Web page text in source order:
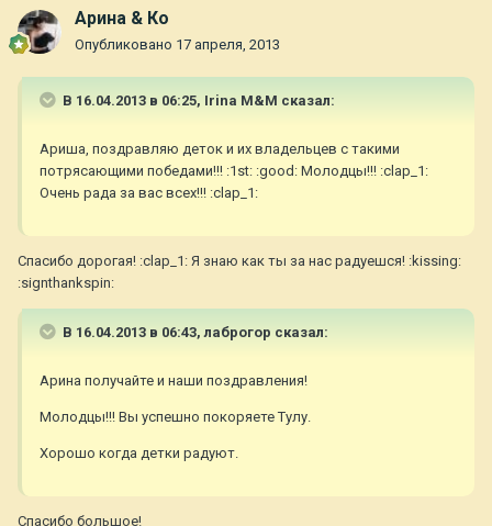
Арина & Ко
Опубликовано 17 апреля, 2013
В 16.04.2013 в 06:25, Irina M&M сказал:
Ариша, поздравляю деток и их владельцев с такими
потрясающими победами!!! :1st: :good: Молодцы!!! :clap_1:
Очень рада за вас всех!!! :clap_1:
Спасибо дорогая! :clap_1: Я знаю как ты за нас радуешся! :kissing:
:signthankspin:
В 16.04.2013 в 06:43, лаброгор сказал:
Арина получайте и наши поздравления!
Молодцы!!! Вы успешно покоряете Тулу.
Хорошо когда детки радуют.
Спасибо большое!